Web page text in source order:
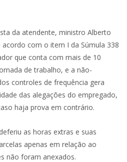
da atendente, ministro Alberto
com o item I da Súmula 338
que conta com mais de 10
de trabalho, e a não-
controles de frequência gera
das alegações do empregado,
haja prova em contrário.
as horas extras e suas
apenas em relação ao
não foram anexados.